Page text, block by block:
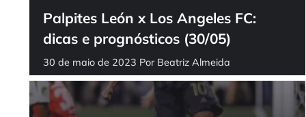
Palpites León x Los Angeles FC:
dicas e prognósticos (30/05)
30 de maio de 2023 Por Beatriz Almeida